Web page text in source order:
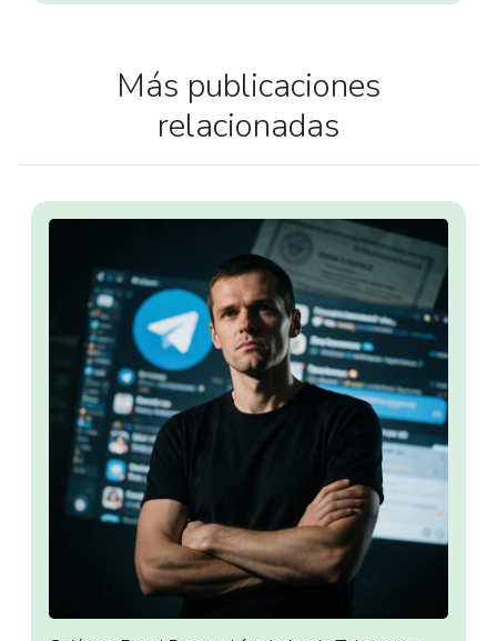
Más publicaciones
relacionadas